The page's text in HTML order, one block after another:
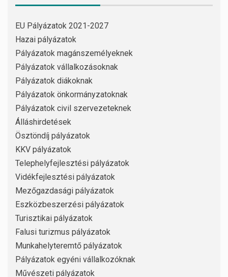
EU Pályázatok 2021-2027
Hazai pályázatok
Pályázatok magánszemélyeknek
Pályázatok vállalkozásoknak
Pályázatok diákoknak
Pályázatok önkormányzatoknak
Pályázatok civil szervezeteknek
Álláshirdetések
Ösztöndíj pályázatok
KKV pályázatok
Telephelyfejlesztési pályázatok
Vidékfejlesztési pályázatok
Mezőgazdasági pályázatok
Eszközbeszerzési pályázatok
Turisztikai pályázatok
Falusi turizmus pályázatok
Munkahelyteremtő pályázatok
Pályázatok egyéni vállalkozóknak
Művészeti pályázatok